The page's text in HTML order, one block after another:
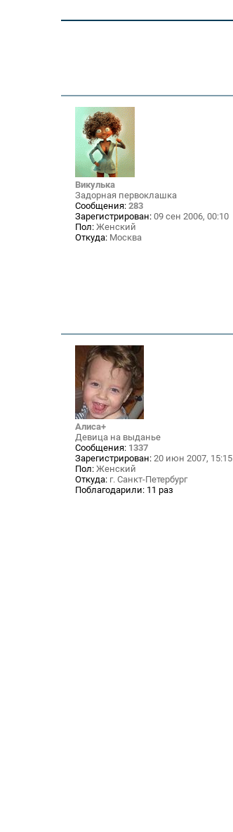
Викулька
Задорная первоклашка
Сообщения: 283
Зарегистрирован: 09 сен 2006, 00:10
Пол: Женский
Откуда: Москва
Алиса+
Девица на выданье
Сообщения: 1337
Зарегистрирован: 20 июн 2007, 15:15
Пол: Женский
Откуда: г. Санкт-Петербург
Поблагодарили: 11 раз